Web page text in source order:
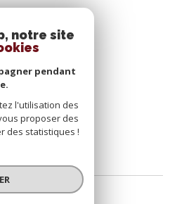
notre site
pendant
l'utilisation des
proposer des
des statistiques !